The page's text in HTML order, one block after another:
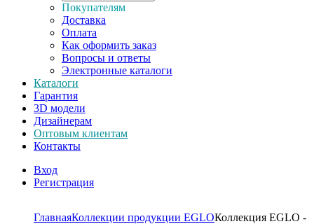
Покупателям
Доставка
Оплата
Как оформить заказ
Вопросы и ответы
Электронные каталоги
Каталоги
Гарантия
3D модели
Дизайнерам
Оптовым клиентам
Контакты
Вход
Регистрация
ГлавнаяКоллекции продукции EGLOКоллекция EGLO -